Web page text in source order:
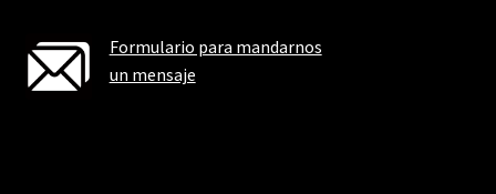
Formulario para mandarnos
un mensaje